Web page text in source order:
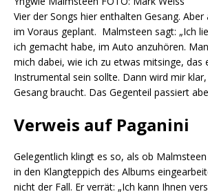
Vier der Songs hier enthalten Gesang.
im Voraus geplant. Malmsteen sagt: „Ich
ich gemacht habe, im Auto anzuhören.
mich dabei, wie ich zu etwas mitsinge, das
Instrumental sein sollte. Dann wird mir
Gesang braucht. Das Gegenteil passiert
Verweis auf Paganini
Gelegentlich klingt es so, als ob
in den Klangteppich des Albums
nicht der Fall. Er verrät: „Ich kann Ihnen